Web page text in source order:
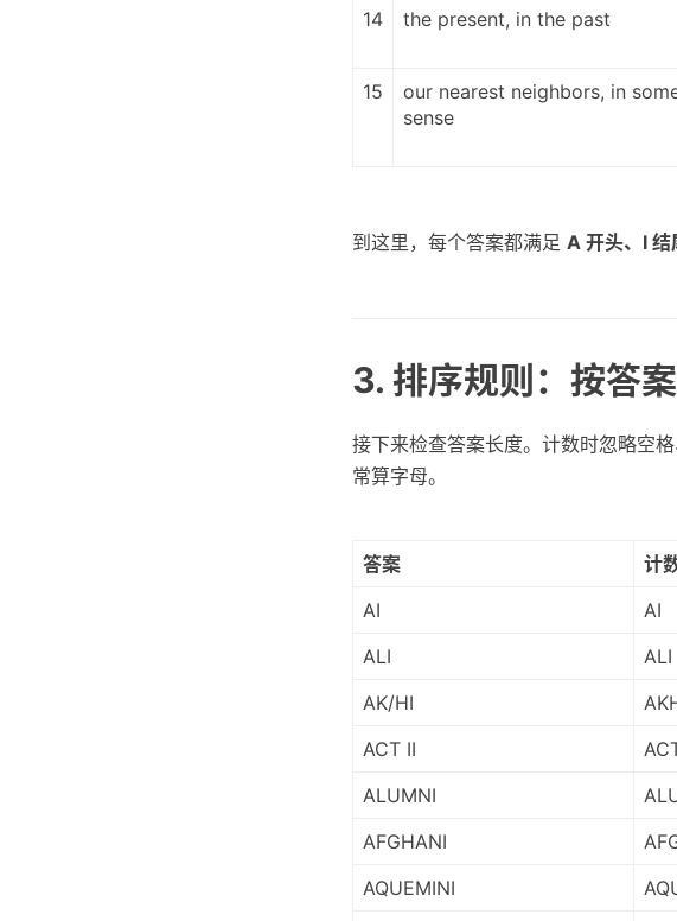
14
the present, in the past
15
our nearest neighbors, in
sense
到这里，每个答案都满足 A 开头、I 结
3. 排序规则：按答
接下来检查答案长度。计数时忽略空
常算字母。
答案 计
AI
AI
ALI
ALI
AK/HI
ACT II
ALUMNI
AFGHANI
AQUEMINI